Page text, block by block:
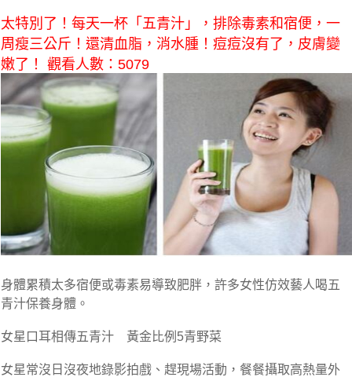
太特別了！每天一杯「五青汁」，排除毒素和宿便，一
周瘦三公斤！還清血脂，消水腫！痘痘沒有了，皮膚變
嫩了！ 觀看人數：5079
身體累積太多宿便或毒素易導致肥胖，許多女性仿效藝人喝五
青汁保養身體 。
女星口耳相傳五青汁 黃金比例5青野菜
女星常沒日沒夜地錄影拍戲、趕現場活動，餐餐攝取高熱量外